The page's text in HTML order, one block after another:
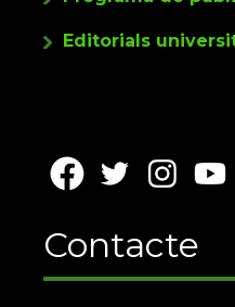
Editorials
Contacte